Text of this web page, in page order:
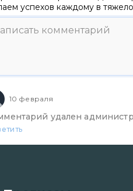
успехов каждому в
10 февраля
удален